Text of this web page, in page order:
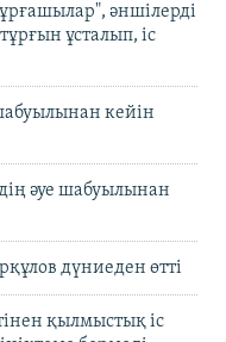
әншілерді
ұсталып, іс
кейін
әуе шабуылынан
дүниеден өтті
қылмыстық іс